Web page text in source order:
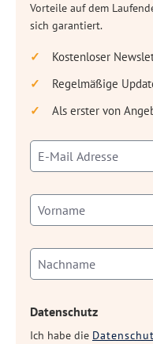
Vorteile auf dem
sich garantiert.
Kostenloser
Regelmäßige
Als erster von
Datenschutz
Ich habe die